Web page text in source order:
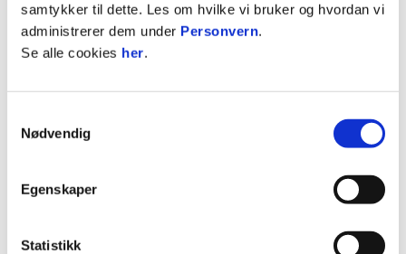
samtykker til dette. Les om hvilke vi bruker og hvordan vi
administrerer dem under Personvern.
Se alle cookies her.
Nødvendig
Egenskaper
Statistikk
- HamKam er et godt lag, og de spiller på et nivå
Vi går denne retningen nå, og lærer hver dag nye
ting, både som lag som enkeltspillere. Nå fikk vi en
oss videre i arbeidet. Ingen vinner ligaen i januar -
så nå fokuserer vi på å legge ned det arbeidet som